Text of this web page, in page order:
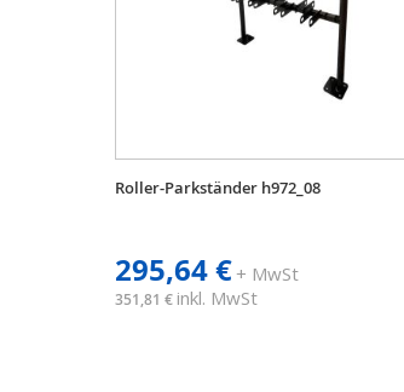
Roller-Parkständer h972_08
295,64 €+ MwSt
351,81 € inkl. MwSt